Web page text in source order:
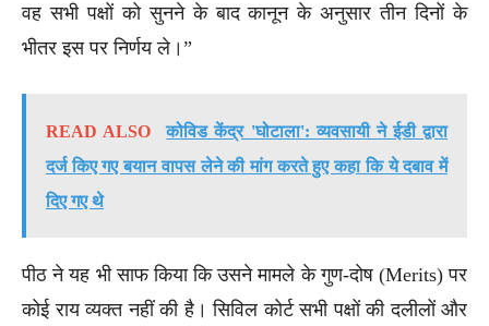
वह सभी पक्षों को सुनने के बाद कानून के अनुसार तीन दिनों के
भीतर इस पर निर्णय ले।”
READ ALSO
कोविड केंद्र 'घोटाला': व्यवसायी ने ईडी द्वारा
दर्ज किए गए बयान वापस लेने की मांग करते हुए कहा कि ये दबाव में
दिए गए थे
पीठ ने यह भी साफ किया कि उसने मामले के गुण-दोष (Merits) पर
कोई राय व्यक्त नहीं की है। सिविल कोर्ट सभी पक्षों की दलीलों और